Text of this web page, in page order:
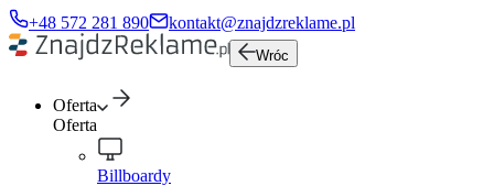
+48 572 281 890 kontakt@znajdzreklame.pl
Wróc
Oferta
Oferta
Billboardy